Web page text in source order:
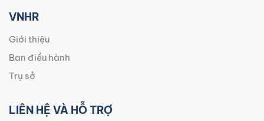
VNHR
Giới thiệu
Ban điều hành
Trụ sở
LIÊN HỆ VÀ HỖ TRỢ